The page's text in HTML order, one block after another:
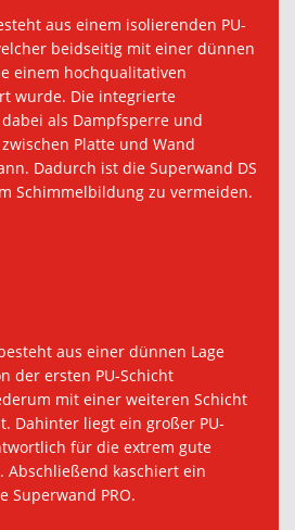
aus einem isolierenden PU-
beidseitig mit einer dünnen
einem hochqualitativen
wurde. Die integrierte
als Dampfsperre und
Platte und Wand
Dadurch ist die Superwand DS
Schimmelbildung zu vermeiden.
aus einer dünnen Lage
der ersten PU-Schicht
mit einer weiteren Schicht
Dahinter liegt ein großer PU-
für die extrem gute
Abschließend kaschiert ein
Superwand PRO.